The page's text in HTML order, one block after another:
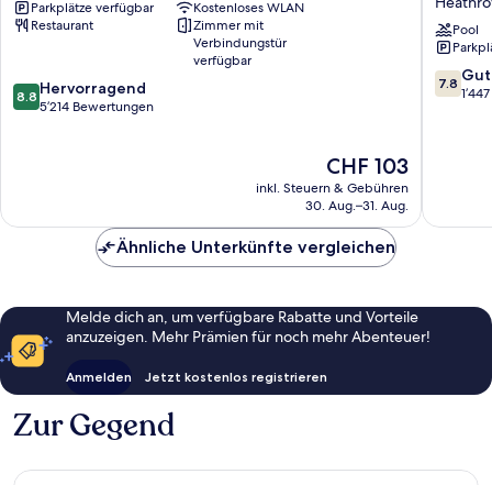
Airport
Heathrow
Parkplätze verfügbar
Kostenloses WLAN
Restaurant
Zimmer mit
Verbindungstür
verfügbar
8.8
von
8.8 Hervorragend
5’214 Bewertungen
Der
Preis
beträgt
CHF 103
inkl. Steuern & Gebühren
30. Aug.–31. Aug.
Centre
London
Pool
7.8
von
7.8 Gut
Ähnliche Unterkünfte vergleichen
Melde dich an, um verfügbare Rabatte und Vorteile
anzuzeigen. Mehr Prämien für noch mehr Abenteuer!
Anmelden Jetzt kostenlos registrieren
Zur Gegend